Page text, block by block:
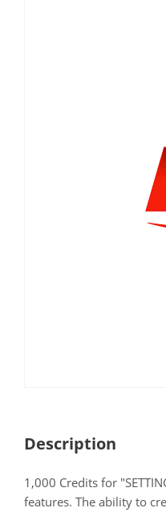
Description
1,000 Credits for
features. The ability to